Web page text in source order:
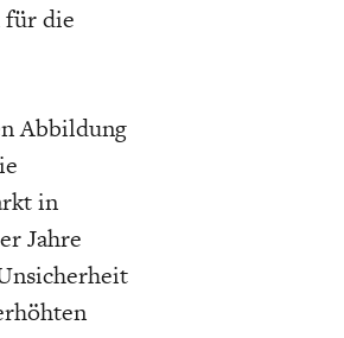
für die
Abbildung
in
Jahre